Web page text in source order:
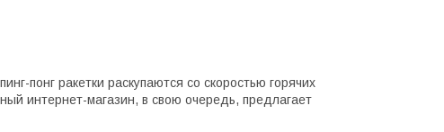
понг ракетки раскупаются со скоростью горячих
интернет-магазин, в свою очередь, предлагает